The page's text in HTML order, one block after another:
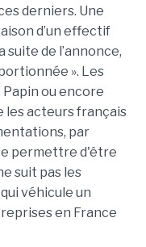
derniers. Une
d’un effectif
suite de l’annonce,
». Les
ou encore
les acteurs français
par
permettre d'être
suit pas les
véhicule un
en France